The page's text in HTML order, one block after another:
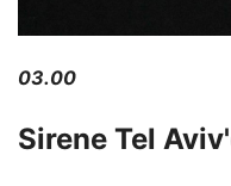
03.00
Sirene Tel